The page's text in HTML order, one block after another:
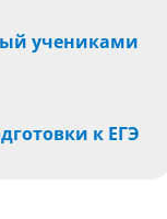
учениками
к ЕГЭ